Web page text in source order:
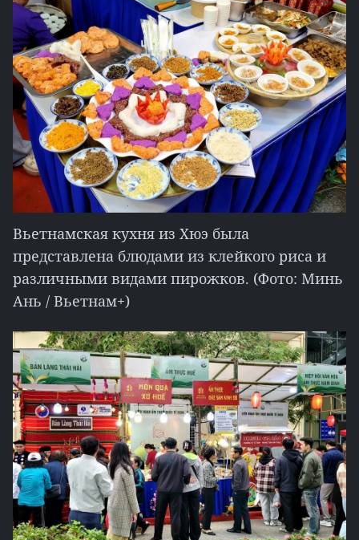
Вьетнамская кухня из Хюэ была
представлена блюдами из клейкого риса и
различными видами пирожков. (Фото: Минь
Ань / Вьетнам+)